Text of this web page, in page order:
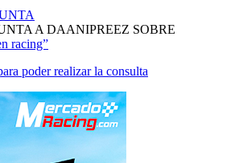
DE NUESTRAS NOVEDADES: